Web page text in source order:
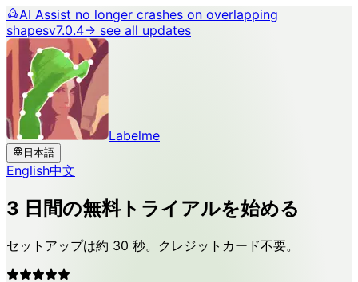
AI Assist no longer crashes on overlapping
shapesv7.0.4→ see all updates
Labelme
日本語
English中文
3 日間の無料トライアルを始める
セットアップは約 30 秒。クレジットカード不要。